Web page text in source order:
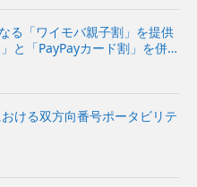
る「ワイモバ親子割」を提供
と「PayPayカード割」を併
税込み1,078円）で1年間利
ける双方向番号ポータビリテ